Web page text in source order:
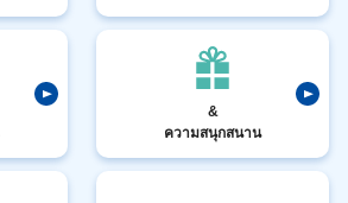
&
ความสนุกสนาน